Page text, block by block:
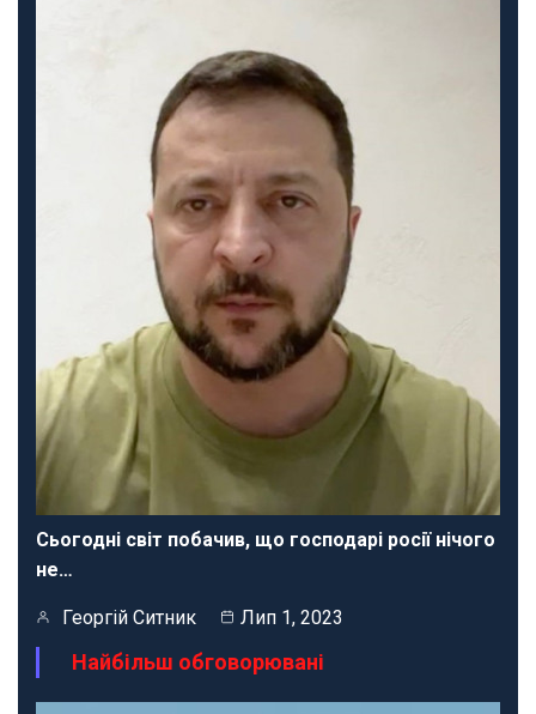
Сьогодні світ побачив, що господарі росії нічого
не…
Георгій Ситник Лип 1, 2023
Найбільш обговорювані